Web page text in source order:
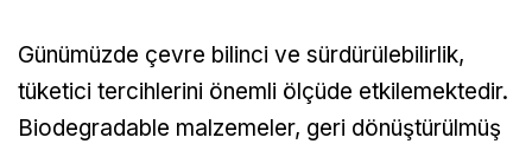
Günümüzde çevre bilinci ve sürdürülebilirlik,
tüketici tercihlerini önemli ölçüde etkilemektedir.
Biodegradable malzemeler, geri dönüştürülmüş